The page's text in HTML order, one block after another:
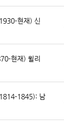
현재) 신
현재) 윌리
1845): 남